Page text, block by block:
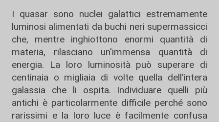
I quasar sono nuclei galattici estremamente
luminosi alimentati da buchi neri supermassicci
che, mentre inghiottono enormi quantità di
materia, rilasciano un'immensa quantità di
energia. La loro luminosità può superare di
centinaia o migliaia di volte quella dell'intera
galassia che li ospita. Individuare quelli più
antichi è particolarmente difficile perché sono
rarissimi e la loro luce è facilmente confusa